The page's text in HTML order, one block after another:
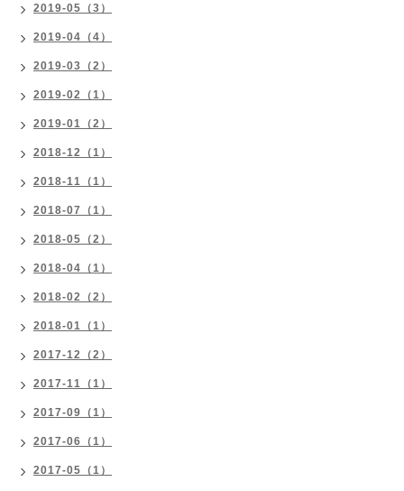
2019-05（3）
2019-04（4）
2019-03（2）
2019-02（1）
2019-01（2）
2018-12（1）
2018-11（1）
2018-07（1）
2018-05（2）
2018-04（1）
2018-02（2）
2018-01（1）
2017-12（2）
2017-11（1）
2017-09（1）
2017-06（1）
2017-05（1）